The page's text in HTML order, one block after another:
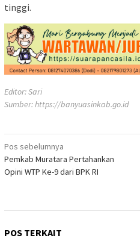
tinggi.
Editor: Sari
Sumber:https://banyuasinkab.go.id
Navigasi
pos
Pos sebelumnya
Pemkab Muratara Pertahankan
Opini WTP Ke-9 dari BPK RI
POS TERKAIT